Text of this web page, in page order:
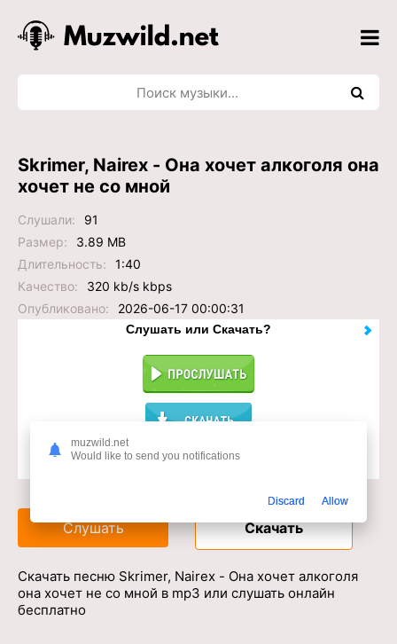
Skrimer, Nairex - Она хочет алкоголя она
хочет не со мной
Слушали:
91
Размер:
3.89 MB
Длительность:
1:40
Качество:
320 kb/s kbps
Опубликовано:
2026-06-17 00:00:31
Слушать или Скачать?
Слушать Скачать
Скачать песню Skrimer, Nairex - Она хочет алкоголя
она хочет не со мной в mp3 или слушать онлайн
бесплатно
muzwild.net
Would like to send you notifications
Discard Allow